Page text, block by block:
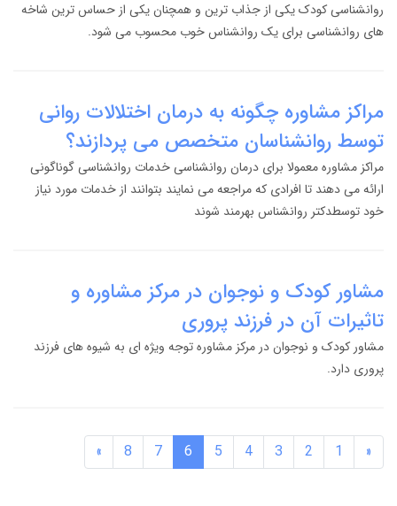
روانشناسی کودک یکی از جذاب ترین و همچنان یکی از حساس ترین شاخه
های روانشناسی برای یک روانشناس خوب محسوب می شود.
مراکز مشاوره چگونه به درمان اختلالات روانی
توسط روانشناسان متخصص می پردازند؟
مراکز مشاوره معمولا برای درمان روانشناسی خدمات روانشناسی گوناگونی
ارائه می دهند تا افرادی که مراجعه می نمایند بتوانند از خدمات مورد نیاز
خود توسطدکتر روانشناس بهرمند شوند
مشاور کودک و نوجوان در مرکز مشاوره و
تاثیرات آن در فرزند پروری
مشاور کودک و نوجوان در مرکز مشاوره توجه ویژه ای به شیوه های فرزند
پروری دارد.
«
1
2
3
4
5
6
7
8
»